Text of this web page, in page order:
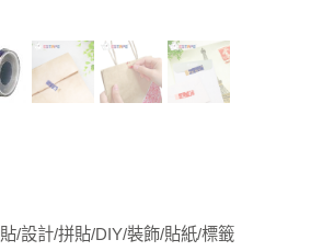
/設計/拼貼/DIY/裝飾/貼紙/標籤